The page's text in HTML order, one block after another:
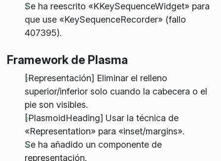
Se ha reescrito «KKeySequenceWidget» para
que use «KeySequenceRecorder» (fallo
407395).
Framework de Plasma
[Representación] Eliminar el relleno
superior/inferior solo cuando la cabecera o el
pie son visibles.
[PlasmoidHeading] Usar la técnica de
«Representation» para «inset/margins».
Se ha añadido un componente de
representación.